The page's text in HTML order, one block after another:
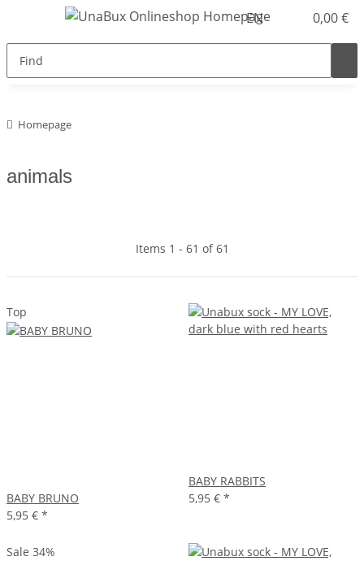
EN 0,00 €
Homepage
animals
Items 1 - 61 of 61
Top
BABY BRUNO
5,95 € *
BABY RABBITS
5,95 € *
Sale 34%